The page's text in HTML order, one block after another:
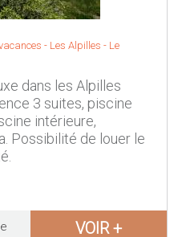
- Les Alpilles - Le
dans les Alpilles
3 suites, piscine
intérieure,
Possibilité de louer le
VOIR +